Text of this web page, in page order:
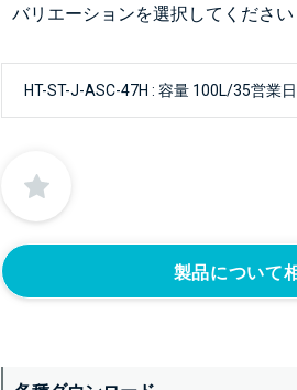
バリエーションを選択してください
製品について